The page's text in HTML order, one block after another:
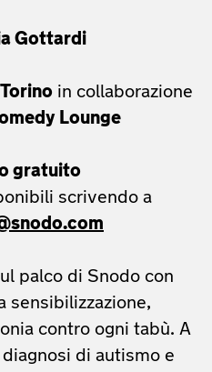
Gottardi
in collaborazione
Lounge
gratuito
scrivendo a
palco di Snodo con
sensibilizzazione,
contro ogni tabù. A
di autismo e